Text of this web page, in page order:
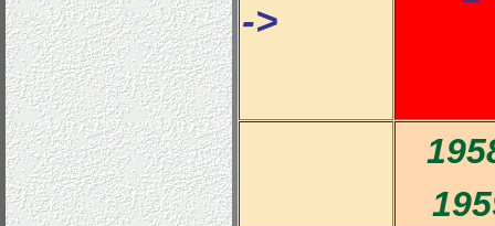
->